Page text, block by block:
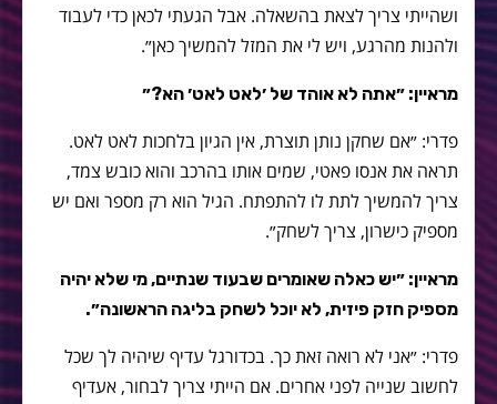
ושהייתי צריך לצאת בהשאלה. אבל הגעתי לכאן כדי לעבוד
ולהנות מהרגע, ויש לי את המזל להמשיך כאן״.
מראיין: ״אתה לא אוהד של ׳לאט לאט׳ הא?״
פדרי: ״אם שחקן נותן תוצרת, אין הגיון בלחכות לאט לאט.
תראה את אנסו פאטי, שמים אותו בהרכב והוא כובש צמד,
צריך להמשיך לתת לו להתפתח. הגיל הוא רק מספר ואם יש
מספיק כישרון, צריך לשחק״.
מראיין: ״יש כאלה שאומרים שבעוד שנתיים, מי שלא יהיה
מספיק חזק פיזית, לא יוכל לשחק בליגה הראשונה״.
פדרי: ״אני לא רואה זאת כך. בכדורגל עדיף שיהיה לך שכל
לחשוב שנייה לפני אחרים. אם הייתי צריך לבחור, אעדיף